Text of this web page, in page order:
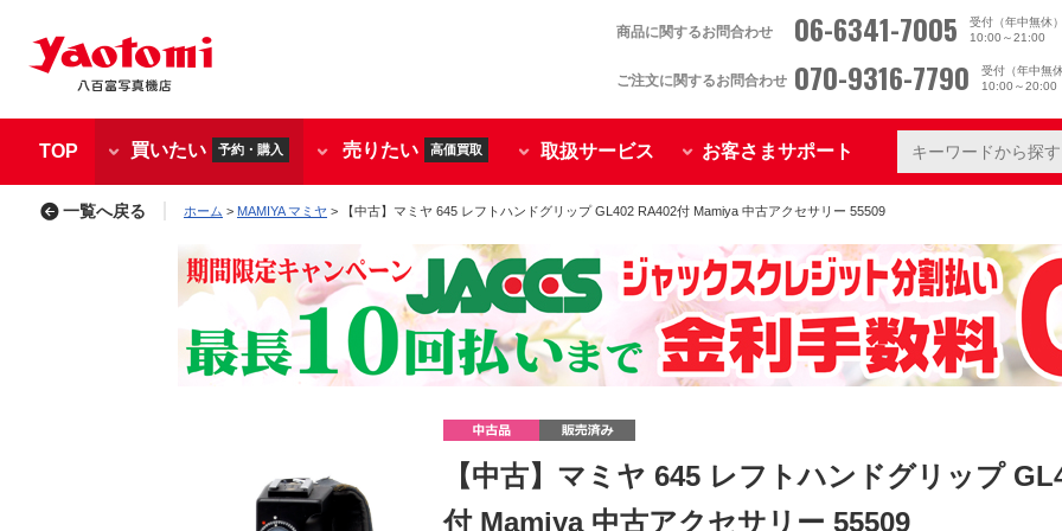
商品に関するお問合わせ 06-6341-7005
受付（年中無休
10:00～21:00
ご注文に関するお問合わせ 070-9316-7790
受付（年中無
10:00～20:00
TOP 買いたい 予約・購入 売りたい 高価買取 取扱サービス お客さまサポート
一覧へ戻る ホーム > MAMIYA マミヤ > 【中古】マミヤ 645 レフトハンドグリップ GL402 RA402付 Mamiya 中古アクセサリー 55509
【中古】マミヤ 645 レフトハンドグリップ
付 Mamiya 中古アクセサリー 55509